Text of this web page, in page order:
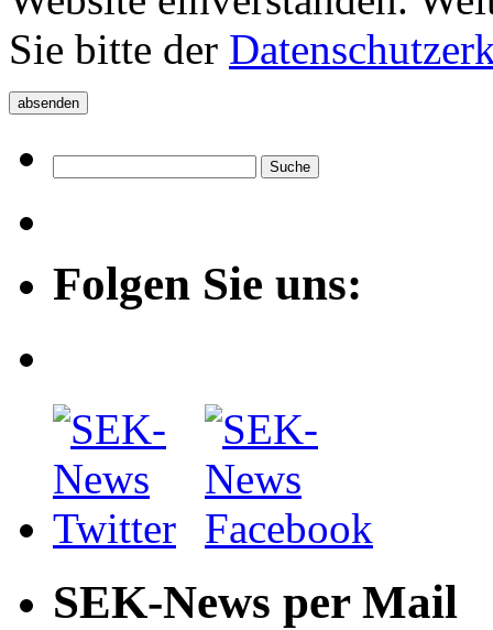
Sie bitte der
Folgen Sie uns:
SEK-News per Mail